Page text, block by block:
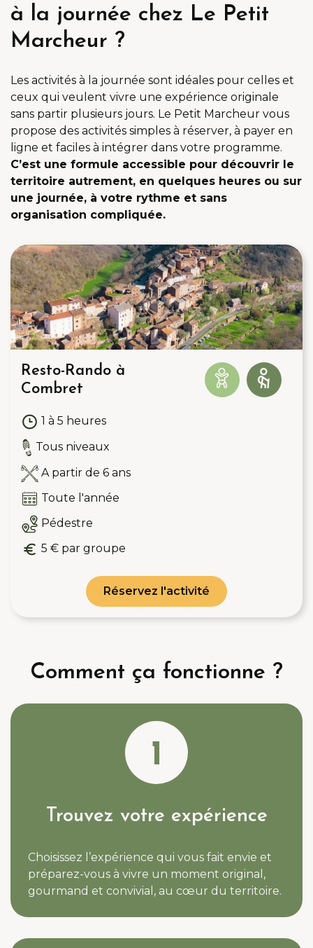
à la journée chez Le Petit
Marcheur ?
Les activités à la journée sont idéales pour celles et
ceux qui veulent vivre une expérience originale
sans partir plusieurs jours. Le Petit Marcheur vous
propose des activités simples à réserver, à payer en
ligne et faciles à intégrer dans votre programme.
C’est une formule accessible pour découvrir le
territoire autrement, en quelques heures ou sur
une journée, à votre rythme et sans
organisation compliquée.
Resto-Rando à
Combret
1 à 5 heures
Tous niveaux
A partir de 6 ans
Toute l'année
Pédestre
5 € par groupe
Réservez l'activité
Comment ça fonctionne ?
1
Trouvez votre expérience
Choisissez l’expérience qui vous fait envie et
préparez-vous à vivre un moment original,
gourmand et convivial, au cœur du territoire.